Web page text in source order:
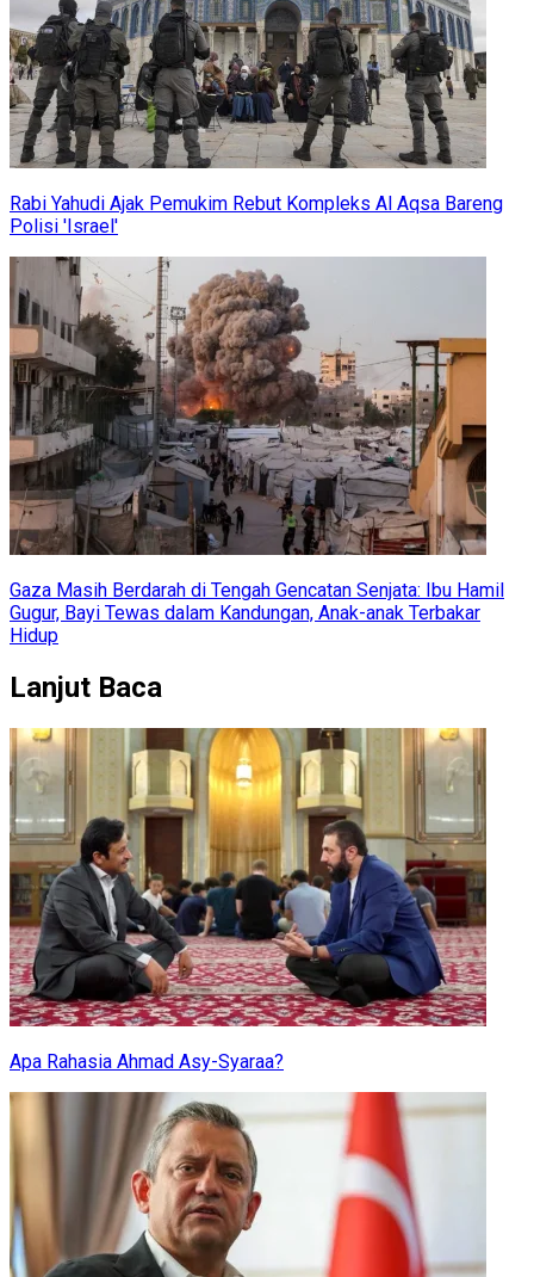
Rabi Yahudi Ajak Pemukim Rebut Kompleks Al Aqsa Bareng
Polisi 'Israel'
Gaza Masih Berdarah di Tengah Gencatan Senjata: Ibu Hamil
Gugur, Bayi Tewas dalam Kandungan, Anak-anak Terbakar
Hidup
Lanjut Baca
Apa Rahasia Ahmad Asy-Syaraa?